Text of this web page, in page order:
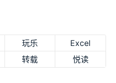
玩乐
Excel
转载 悦读